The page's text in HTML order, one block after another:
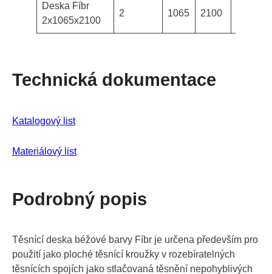
Deska Fíbr
2x1065x2100
2 1065 2100
Technická dokumentace
Katalogový list
Materiálový list
Podrobný popis
Těsnící deska béžové barvy Fíbr je určena především pro
použití jako ploché těsnící kroužky v rozebíratelných
těsnících spojích jako stlačovaná těsnění nepohyblivých